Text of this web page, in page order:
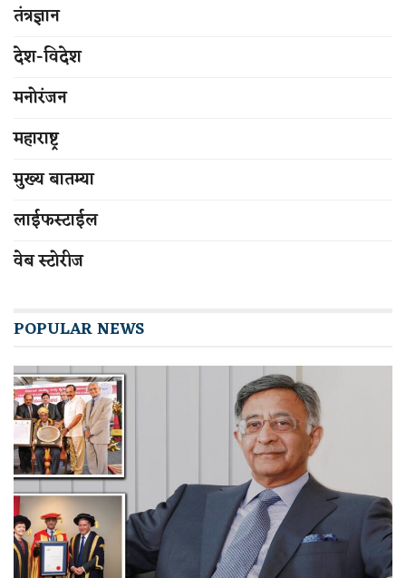
तंत्रज्ञान
देश-विदेश
मनोरंजन
महाराष्ट्र
मुख्य बातम्या
लाईफस्टाईल
वेब स्टोरीज
POPULAR NEWS